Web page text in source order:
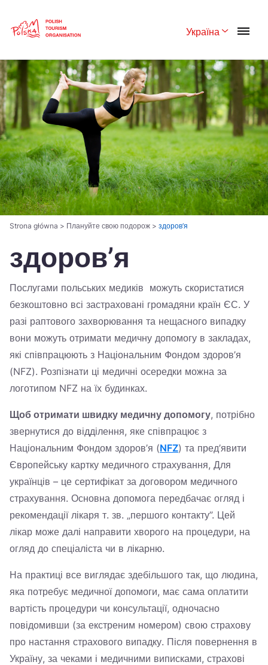
Україна
Polski English
Česká 中国
Dansk Deutsch
Español Français
Italiano Magyar
Nederlands 日本語
Português
Україна
Zamknij
Strona główna > Плануйте свою подорож > здоров’я
здоров’я
Послугами польських медиків можуть скористатися
безкоштовно всі застраховані громадяни країн ЄС. У
разі раптового захворювання та нещасного випадку
вони можуть отримати медичну допомогу в закладах,
які співпрацюють з Національним Фондом здоров’я
(NFZ). Розпізнати ці медичні осередки можна за
логотипом NFZ на їх будинках.
Щоб отримати швидку медичну допомогу, потрібно
звернутися до відділення, яке співпрацює з
Національним Фондом здоров’я (NFZ) та пред’явити
Європейську картку медичного страхування, Для
українців – це сертифікат за договором медичного
страхування. Основна допомога передбачає огляд і
рекомендації лікаря т. зв. „першого контакту”. Цей
лікар може далі направити хворого на процедури, на
огляд до спеціаліста чи в лікарню.
На практиці все виглядає здебільшого так, що людина,
яка потребує медичної допомоги, має сама оплатити
вартість процедури чи консультації, одночасно
повідомивши (за екстреним номером) свою страхову
про настання страхового випадку. Після повернення в
Україну, за чеками і медичними виписками, страхові